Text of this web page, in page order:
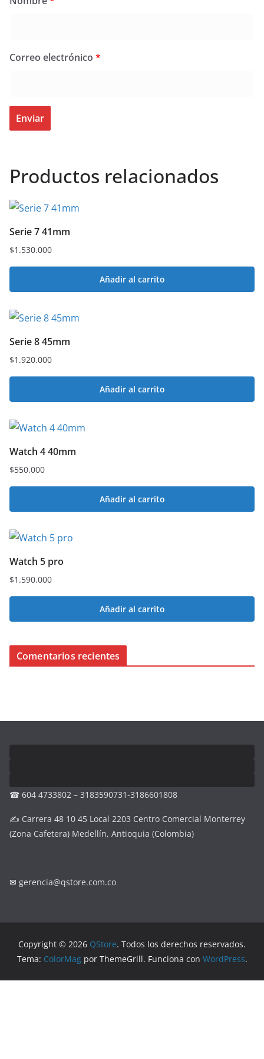
Correo electrónico *
Productos relacionados
Serie 7 41mm
$1.530.000
Añadir al carrito
Serie 8 45mm
$1.920.000
Añadir al carrito
Watch 4 40mm
$550.000
Añadir al carrito
Watch 5 pro
$1.590.000
Añadir al carrito
Comentarios recientes
☎ 604 4733802 – 3183590731-3186601808
✍ Carrera 48 10 45 Local 2203 Centro Comercial Monterrey
(Zona Cafetera) Medellín, Antioquia (Colombia)
✉ gerencia@qstore.com.co
Copyright © 2026 QStore. Todos los derechos reservados.
Tema: ColorMagpor ThemeGrill. Funciona con WordPress.